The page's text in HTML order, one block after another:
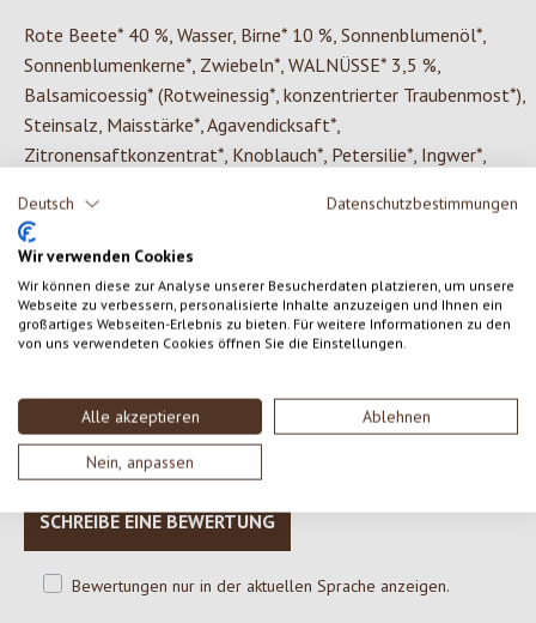
Deutsch Datenschutzbestimmungen
Wir verwenden Cookies
Wir können diese zur Analyse unserer Besucherdaten platzieren, um unsere
Webseite zu verbessern, personalisierte Inhalte anzuzeigen und Ihnen ein
großartiges Webseiten-Erlebnis zu bieten. Für weitere Informationen zu den
von uns verwendeten Cookies öffnen Sie die Einstellungen.
Alle akzeptieren Ablehnen
Nein, anpassen
Rote Beete* 40 %, Wasser, Birne* 10 %, Sonnenblumenöl*,
Sonnenblumenkerne*, Zwiebeln*, WALNÜSSE* 3,5 %,
Balsamicoessig* (Rotweinessig*, konzentrierter Traubenmost*),
Steinsalz, Maisstärke*, Agavendicksaft*,
Zitronensaftkonzentrat*, Knoblauch*, Petersilie*, Ingwer*,
*aus kontrolliert biologischem Anbau
0 von 0 Bewertungen
Durchschnittliche Bewertung von 0 von 5 Sternen
Gib eine Bewertung ab!
Teile deine Erfahrungen mit dem Produkt mit anderen Kunden.
SCHREIBE EINE BEWERTUNG
Bewertungen nur in der aktuellen Sprache anzeigen.